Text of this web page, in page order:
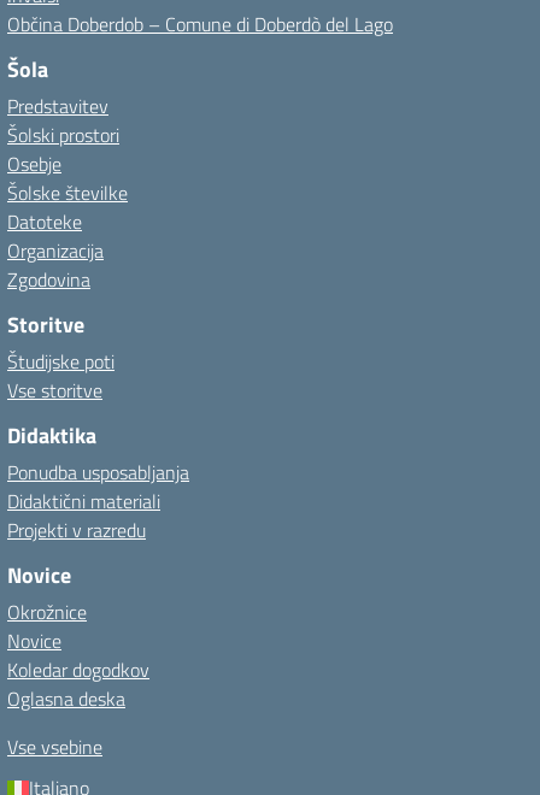
Občina Doberdob – Comune di Doberdò del Lago
Šola
Predstavitev
Šolski prostori
Osebje
Šolske številke
Datoteke
Organizacija
Zgodovina
Storitve
Študijske poti
Vse storitve
Didaktika
Ponudba usposabljanja
Didaktični materiali
Projekti v razredu
Novice
Okrožnice
Novice
Koledar dogodkov
Oglasna deska
Vse vsebine
Italiano